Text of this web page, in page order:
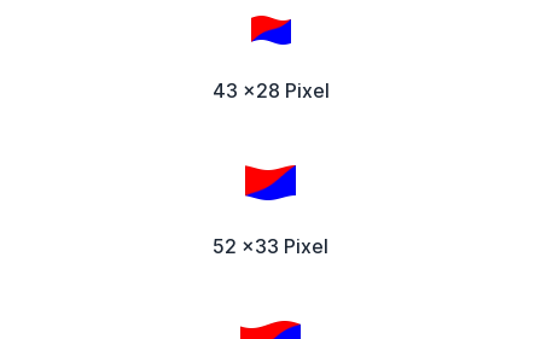
43 x28 Pixel
52 x33 Pixel